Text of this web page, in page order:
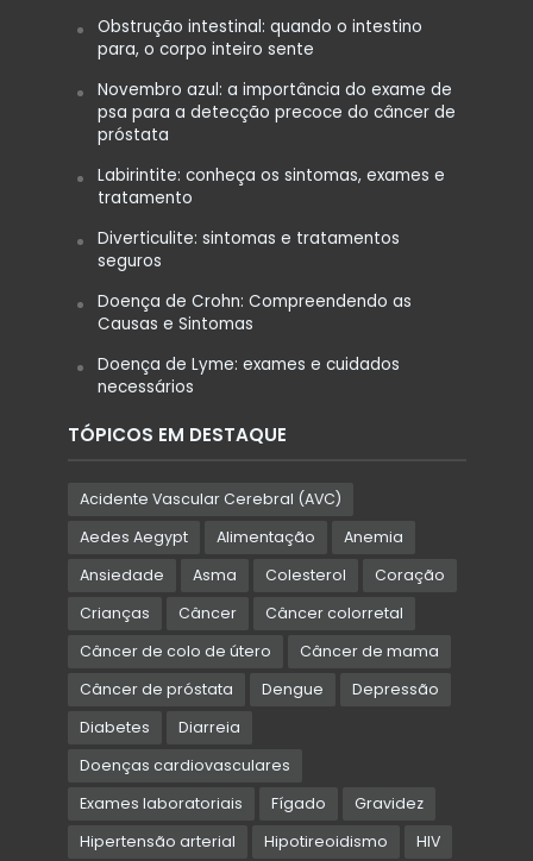
Obstrução intestinal: quando o intestino
para, o corpo inteiro sente
Novembro azul: a importância do exame de
psa para a detecção precoce do câncer de
próstata
Labirintite: conheça os sintomas, exames e
tratamento
Diverticulite: sintomas e tratamentos
seguros
Doença de Crohn: Compreendendo as
Causas e Sintomas
Doença de Lyme: exames e cuidados
necessários
TÓPICOS EM DESTAQUE
Acidente Vascular Cerebral (AVC)
Aedes Aegypt
Alimentação
Anemia
Ansiedade
Asma Colesterol
Coração
Crianças
Câncer
Câncer colorretal
Câncer de colo de útero
Câncer de mama
Câncer de próstata
Dengue
Depressão
Diabetes
Diarreia
Doenças cardiovasculares
Exames laboratoriais
Fígado
Gravidez
Hipertensão arterial
Hipotireoidismo HIV